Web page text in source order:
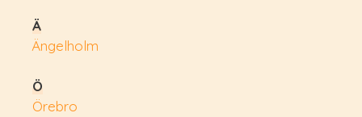
Ä
Ängelholm
Ö
Örebro